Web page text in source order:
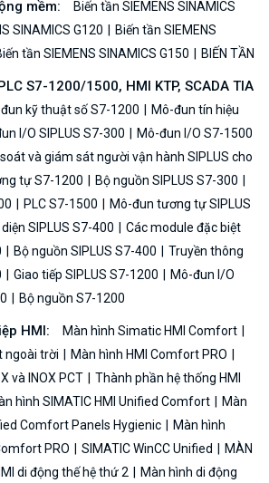
mềm:
Biến tần SIEMENS SINAMICS
SINAMICS G120
Biến tần SIEMENS
tần SIEMENS SINAMICS G150 BIẾN TẦN
S7-1200/1500, HMI KTP, SCADA TIA
kỹ thuật số S7-1200
Mô-đun tín hiệu
I/O SIPLUS S7-300
Mô-đun I/O S7-1500
và giám sát người vận hành SIPLUS cho
tự S7-1200
Bộ nguồn SIPLUS S7-300
PLC S7-1500
Mô-đun tương tự SIPLUS
SIPLUS S7-400
Các module đặc biệt
Bộ nguồn SIPLUS S7-400
Truyền thông
Giao tiếp SIPLUS S7-1200
Mô-đun I/O
Bộ nguồn S7-1200
HMI:
Màn hình Simatic HMI Comfort
ngoài trời
Màn hình HMI Comfort PRO
và INOX PCT
Thành phần hệ thống HMI
hình SIMATIC HMI Unified Comfort
Màn
Comfort Panels Hygienic
Màn hình
PRO
SIMATIC WinCC Unified
MÀN
di động thế hệ thứ 2
Màn hình di động